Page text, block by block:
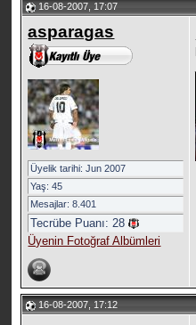
16-08-2007, 17:07
asparagas
Üyelik tarihi: Jun 2007
Yaş: 45
Mesajlar: 8.401
Tecrübe Puanı:28
Üyenin Fotoğraf Albümleri
16-08-2007, 17:12